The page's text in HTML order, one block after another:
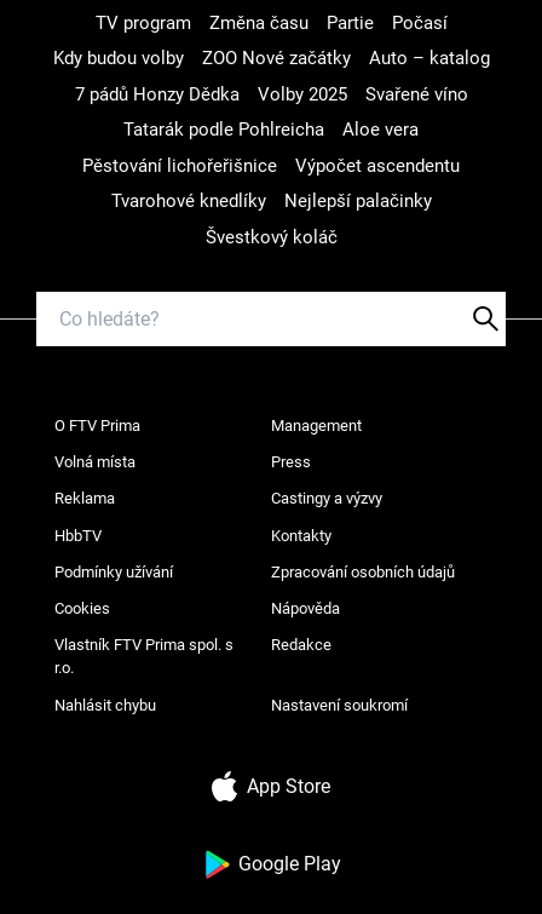
TV program
Změna času Partie
Počasí
Kdy budou volby
ZOO Nové začátky
Auto – katalog
7 pádů Honzy Dědka
Volby 2025
Svařené víno
Tatarák podle Pohlreicha
Aloe vera
Pěstování lichořeřišnice
Výpočet ascendentu
Tvarohové knedlíky
Nejlepší palačinky
Švestkový koláč
O FTV Prima Management
Volná místa Press
Reklama Castingy a výzvy
HbbTV Kontakty
Podmínky užívání Zpracování osobních údajů
Cookies Nápověda
Vlastník FTV Prima spol. s
r.o.
Redakce
Nahlásit chybu Nastavení soukromí
App Store
Google Play